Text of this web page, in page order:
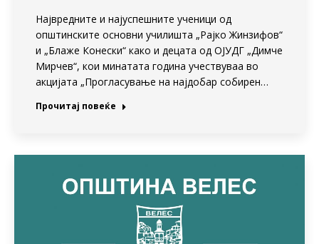
Највредните и најуспешните ученици од
општинските основни училишта „Рајко Жинзифов“
и „Блаже Конески“ како и децата од ОЈУДГ „Димче
Мирчев“, кои минатата година учествуваа во
акцијата „Прогласување на најдобар собирен…
Прочитај повеќе